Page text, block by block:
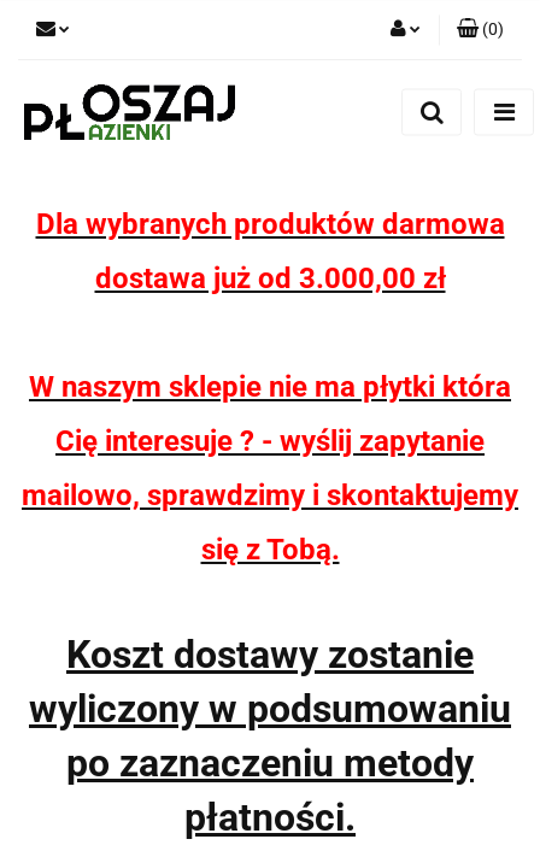
(0)
Dla wybranych produktów darmowa
dostawa już od 3.000,00 zł
W naszym sklepie nie ma płytki która
Cię interesuje ? - wyślij zapytanie
mailowo, sprawdzimy i skontaktujemy
się z Tobą.
Koszt dostawy zostanie
wyliczony w podsumowaniu
po zaznaczeniu metody
płatności.